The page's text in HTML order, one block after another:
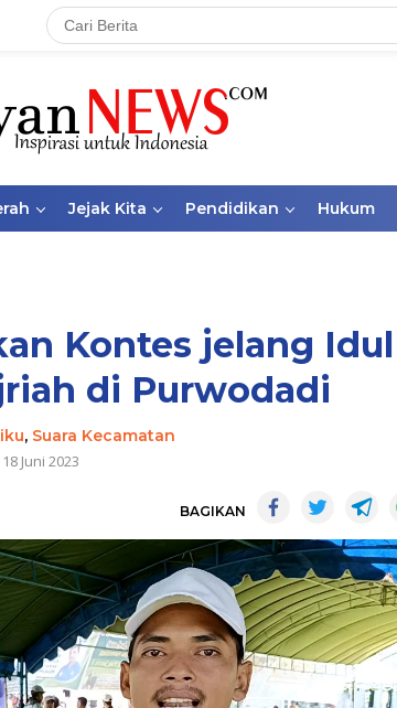
Jejak Kita Pendidikan Hukum
Kontes jelang Idul
di Purwodadi
, Suara Kecamatan
18 Juni 2023
BAGIKAN